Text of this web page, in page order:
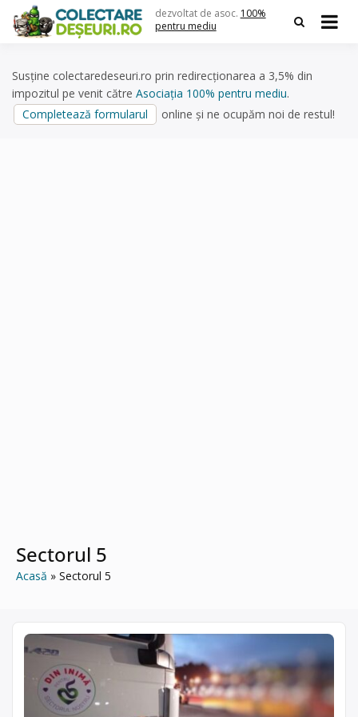
content
dezvoltat de asoc. 100%
pentru mediu
Susține colectaredeseuri.ro prin redirecționarea a 3,5% din
impozitul pe venit către Asociația 100% pentru mediu.
Completează formularul
online și ne ocupăm noi de restul!
Sectorul 5
Acasă Sectorul 5